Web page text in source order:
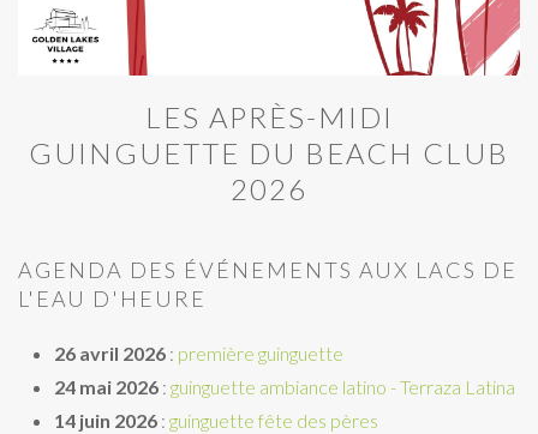
LES APRÈS-MIDI
GUINGUETTE DU BEACH CLUB
2026
AGENDA DES ÉVÉNEMENTS AUX LACS DE
L'EAU D'HEURE
26 avril 2026 : première guinguette
24 mai 2026 : guinguette ambiance latino - Terraza Latina
14 juin 2026 : guinguette fête des pères